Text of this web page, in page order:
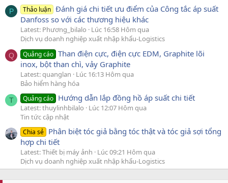
P Thảo luận Đánh giá chi tiết ưu điểm của Công tắc áp suất
Danfoss so với các thương hiệu khác
Latest: Phương_bilalo
Lúc 16:58 Hôm qua
Dịch vụ doanh nghiệp xuất nhập khẩu-Logistics
Q Quảng cáo Than điện cực, điện cực EDM, Graphite lõi
inox, bột than chì, vảy Graphite
Latest: quanglan
Lúc 16:13 Hôm qua
Bảo hiểm hàng hóa
T Quảng cáo Hướng dẫn lắp đồng hồ áp suất chi tiết
Latest: thuylinhbilalo
Lúc 12:07 Hôm qua
Tin tức cập nhật
Chia sẻ Phân biệt tóc giả bằng tóc thật và tóc giả sợi tổng
hợp chi tiết
Latest: Thiết bị máy ảnh
Lúc 09:21 Hôm qua
Dịch vụ doanh nghiệp xuất nhập khẩu-Logistics